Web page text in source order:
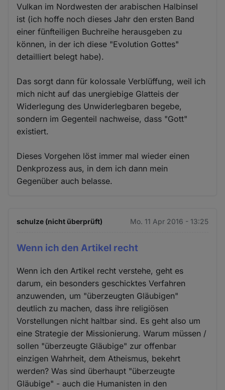
Vulkan im Nordwesten der arabischen Halbinsel
ist (ich hoffe noch dieses Jahr den ersten Band
einer fünfteiligen Buchreihe herausgeben zu
können, in der ich diese "Evolution Gottes"
detailliert belegt habe).
Das sorgt dann für kolossale Verblüffung, weil ich
mich nicht auf das unergiebige Glatteis der
Widerlegung des Unwiderlegbaren begebe,
sondern im Gegenteil nachweise, dass "Gott"
existiert.
Dieses Vorgehen löst immer mal wieder einen
Denkprozess aus, in dem ich dann mein
Gegenüber auch belasse.
schulze (nicht überprüft) Mo. 11 Apr 2016 - 13:25
Wenn ich den Artikel recht
Wenn ich den Artikel recht verstehe, geht es
darum, ein besonders geschicktes Verfahren
anzuwenden, um "überzeugten Gläubigen"
deutlich zu machen, dass ihre religiösen
Vorstellungen nicht haltbar sind. Es geht also um
eine Strategie der Missionierung. Warum müssen /
sollen "überzeugte Gläubige" zur offenbar
einzigen Wahrheit, dem Atheismus, bekehrt
werden? Was sind überhaupt "überzeugte
Gläubige" - auch die Humanisten in den